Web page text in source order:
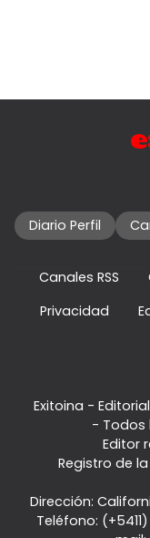
Diario Perfil
Canales RSS
Privacidad
Exitoina - Editorial
- Todos
Editor
Registro de
Dirección:
Teléfono: